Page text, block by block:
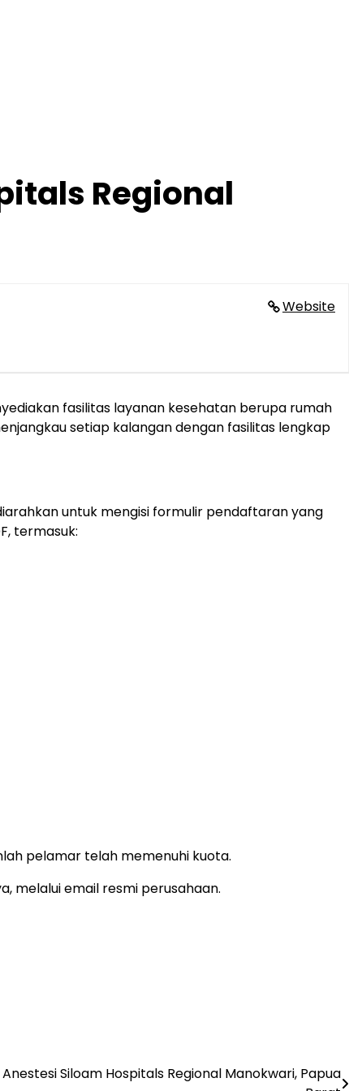
Regional
Website
fasilitas layanan kesehatan berupa rumah
setiap kalangan dengan fasilitas lengkap
untuk mengisi formulir pendaftaran yang
termasuk:
pelamar telah memenuhi kuota.
melalui email resmi perusahaan.
Siloam Hospitals Regional Manokwari, Papua